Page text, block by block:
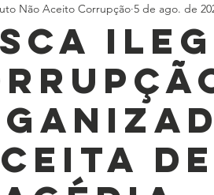
CEID SBT News Rádio
de
Não Aceito Corrupção 5 de ago. de